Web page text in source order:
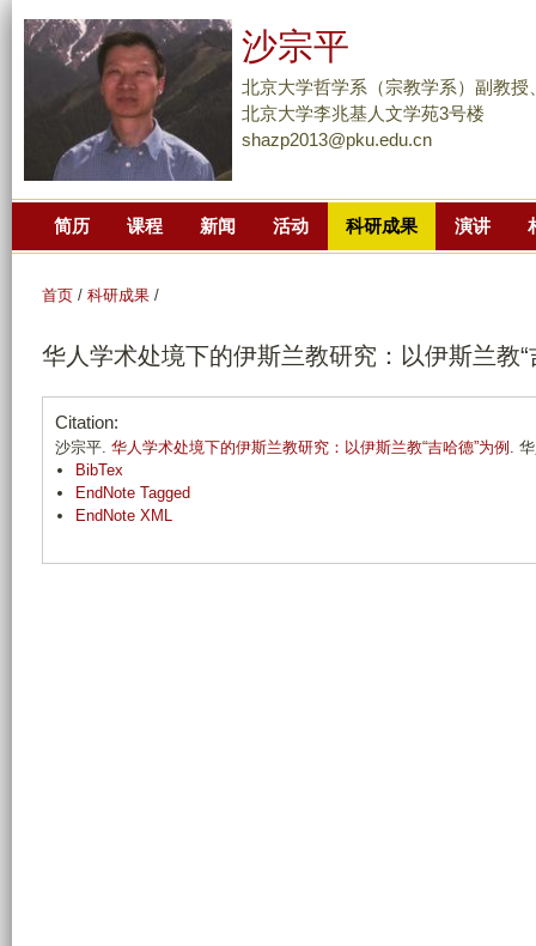
到
主
分
沙宗平
北京大学哲学系（宗教学系）副教授
北京大学李兆基人文学苑3号楼
shazp2013@pku.edu.cn
简历 课程 新闻 活动 科研成果 演讲
首页 / 科研成果 /
华人学术处境下的伊斯兰教研究：以伊斯兰教“
Citation:
沙宗平. 华人学术处境下的伊斯兰教研究：以伊斯兰教“吉哈德”为例 .
BibTex
EndNote Tagged
EndNote XML